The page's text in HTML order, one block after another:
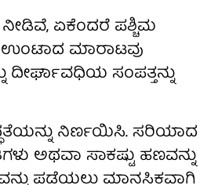
ಏಕೆಂದರೆ ಪಶ್ಚಿಮ
ಉಂಟಾದ ಮಾರಾಟವು
ದೀರ್ಘಾವಧಿಯ ಸಂಪತ್ತನ್ನು
ನಿರ್ಣಯಿಸಿ. ಸರಿಯಾದ
ಅಥವಾ ಸಾಕಷ್ಟು ಹಣವನ್ನು